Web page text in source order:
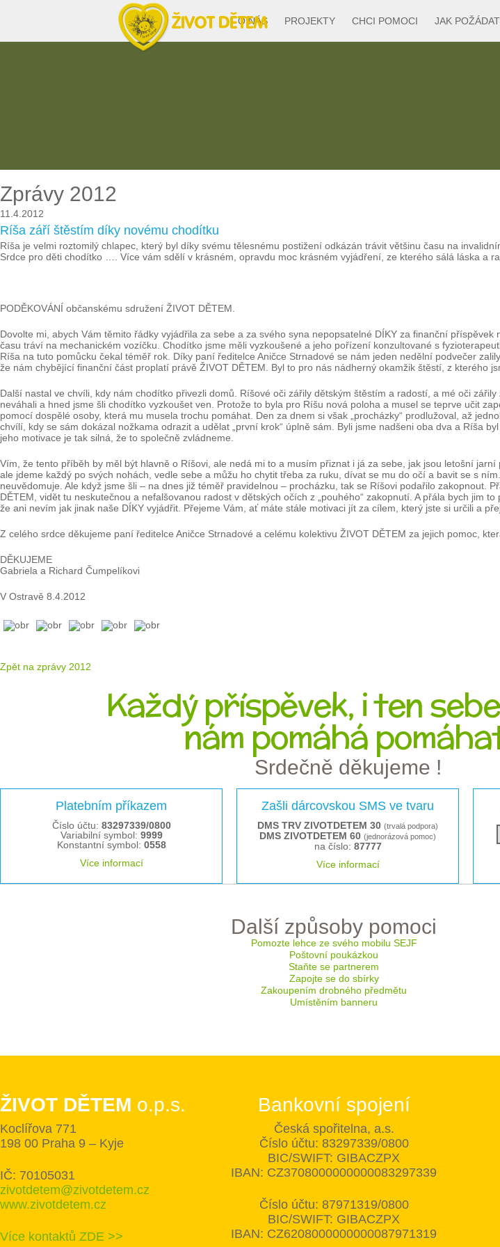
JAK
CHCI POMOCI
PROJEKTY
O NÁS
Zprávy 2012
11.4.2012
Ríša září štěstím díky novému chodítku
Ríša je velmi roztomilý chlapec, který byl díky svému tělesnému postižení odkázán trávit většinu času na
Srdce pro děti chodítko …. Více vám sdělí v krásném, opravdu moc krásném vyjádření, ze kterého sálá láska a
PODĚKOVÁNÍ občanskému sdružení ŽIVOT DĚTEM.
Dovolte mi, abych Vám těmito řádky vyjádřila za sebe a za svého syna nepopsatelné DÍKY za finanční
času tráví na mechanickém vozíčku. Chodítko jsme měli vyzkoušené a jeho pořízení konzultované s
Ríša na tuto pomůcku čekal téměř rok. Díky paní ředitelce Aničce Strnadové se nám jeden nedělní podvečer
že nám chybějící finanční část proplatí právě ŽIVOT DĚTEM. Byl to pro nás nádherný okamžik štěstí, z kterého
Další nastal ve chvíli, kdy nám chodítko přivezli domů. Ríšové oči zářily dětským štěstím a radostí, a mé oči
neváhali a hned jsme šli chodítko vyzkoušet ven. Protože to byla pro Ríšu nová poloha a musel se teprve učit
pomocí dospělé osoby, která mu musela trochu pomáhat. Den za dnem si však „procházky“ prodlužoval, až
chvílí, kdy se sám dokázal nožkama odrazit a udělat „první krok“ úplně sám. Byli jsme nadšeni oba dva a Ríša
jeho motivace je tak silná, že to společně zvládneme.
Vím, že tento příběh by měl být hlavně o Ríšovi, ale nedá mi to a musím přiznat i já za sebe, jak jsou letošní
ale jdeme každý po svých nohách, vedle sebe a můžu ho chytit třeba za ruku, dívat se mu do očí a bavit se s
neuvědomuje. Ale když jsme šli – na dnes již téměř pravidelnou – procházku, tak se Ríšovi podařilo
DĚTEM, vidět tu neskutečnou a nefalšovanou radost v dětských očích z „pouhého“ zakopnutí. A přála bych jim
že ani nevím jak jinak naše DÍKY vyjádřit. Přejeme Vám, ať máte stále motivaci jít za cílem, který jste si určili a
Z celého srdce děkujeme paní ředitelce Aničce Strnadové a celému kolektivu ŽIVOT DĚTEM za jejich pomoc,
DĚKUJEME
Gabriela a Richard Čumpelíkovi
V Ostravě 8.4.2012
Zpět na zprávy 2012
Každý příspěvek, i ten
nám pomáhá
Srdečně děkujeme !
Platebním příkazem
Číslo účtu: 83297339/0800
Variabilní symbol: 9999
Konstantní symbol: 0558
Více informací
Zašli dárcovskou SMS ve tvaru
DMS TRV ZIVOTDETEM 30 (trvalá podpora)
DMS ZIVOTDETEM 60 (jednorázová pomoc)
na číslo: 87777
Více informací
Další způsoby pomoci
Pomozte lehce ze svého mobilu SEJF
Poštovní poukázkou
Staňte se partnerem
Zapojte se do sbírky
Zakoupením drobného předmětu
Umístěním banneru
ŽIVOT DĚTEM o.p.s.
Koclířova 771
198 00 Praha 9 – Kyje
IČ: 70105031
zivotdetem@zivotdetem.cz
www.zivotdetem.cz
Více kontaktů ZDE >>
Bankovní spojení
Česká spořitelna, a.s.
Číslo účtu: 83297339/0800
BIC/SWIFT: GIBACZPX
IBAN: CZ3708000000000083297339
Číslo účtu: 87971319/0800
BIC/SWIFT: GIBACZPX
IBAN: CZ6208000000000087971319